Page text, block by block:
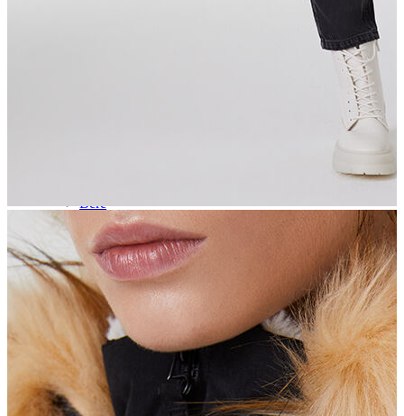
Bere
Eldiven
Kemer
Parfüm
Erkek Aksesuar
Boxer
Çorap
Kemer
Atkı
Cüzdan
Parfüm
Şapka